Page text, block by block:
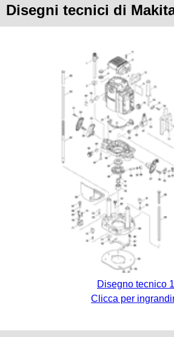
Disegni tecnici di
Disegno tecnico 1
Clicca per